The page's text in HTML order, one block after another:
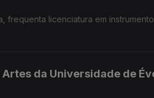
frequenta licenciatura em
da Universidade de